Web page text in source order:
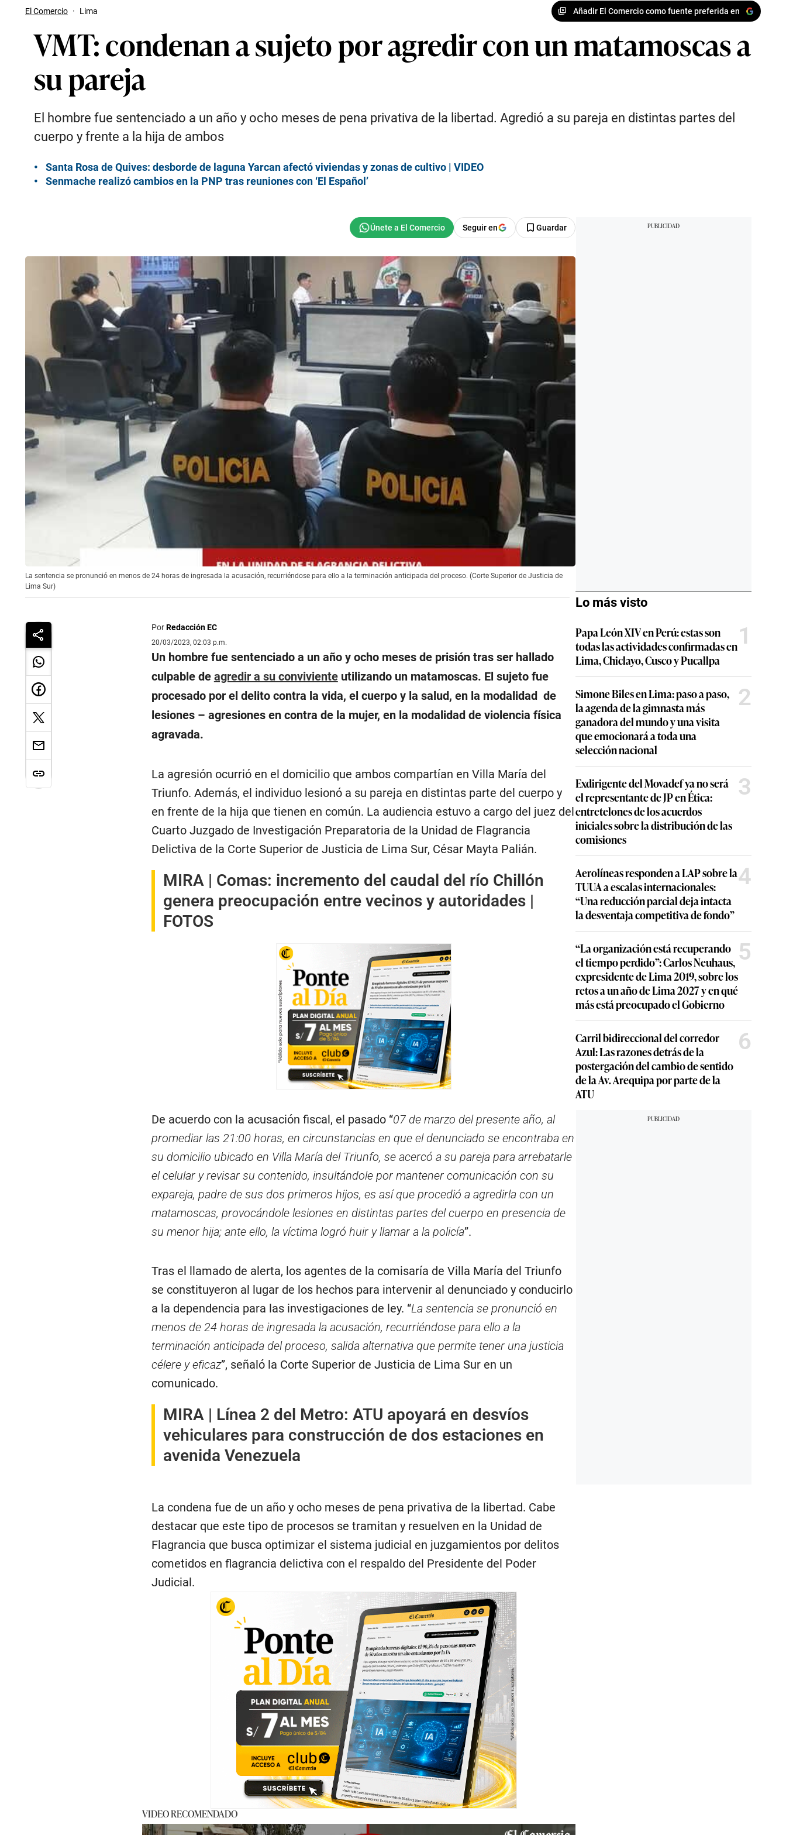
El Comercio · Lima Añadir El Comercio como fuente preferida en
VMT: condenan a sujeto por agredir con un matamoscas a
su pareja
El hombre fue sentenciado a un año y ocho meses de pena privativa de la libertad. Agredió a su pareja en distintas partes del
cuerpo y frente a la hija de ambos
Santa Rosa de Quives: desborde de laguna Yarcan afectó viviendas y zonas de cultivo | VIDEO
Senmache realizó cambios en la PNP tras reuniones con ‘El Español’
Seguir en Guardar
La sentencia se pronunció en menos de 24 horas de ingresada la acusación, recurriéndose para ello a la terminación anticipada del proceso. (Corte Superior de Justicia de
Lima Sur)
PorRedacción EC
20/03/2023, 02:03 p.m.
Un hombre fue sentenciado a un año y ocho meses de prisión tras ser hallado
culpable de agredir a su convivienteutilizando un matamoscas. El sujeto fue
procesado por el delito contra la vida, el cuerpo y la salud, en la modalidad de
lesiones – agresiones en contra de la mujer, en la modalidad de violencia física
agravada.
La agresión ocurrió en el domicilio que ambos compartían en Villa María del
Triunfo. Además, el individuo lesionó a su pareja en distintas parte del cuerpo y
en frente de la hija que tienen en común. La audiencia estuvo a cargo del juez del
Cuarto Juzgado de Investigación Preparatoria de la Unidad de Flagrancia
Delictiva de la Corte Superior de Justicia de Lima Sur, César Mayta Palián.
MIRA | Comas: incremento del caudal del río Chillón
genera preocupación entre vecinos y autoridades |
FOTOS
De acuerdo con la acusación fiscal, el pasado “07 de marzo del presente año, al
promediar las 21:00 horas, en circunstancias en que el denunciado se encontraba en
su domicilio ubicado en Villa María del Triunfo, se acercó a su pareja para arrebatarle
el celular y revisar su contenido, insultándole por mantener comunicación con su
expareja, padre de sus dos primeros hijos, es así que procedió a agredirla con un
matamoscas, provocándole lesiones en distintas partes del cuerpo en presencia de
su menor hija; ante ello, la víctima logró huir y llamar a la policía”.
Tras el llamado de alerta, los agentes de la comisaría de Villa María del Triunfo
se constituyeron al lugar de los hechos para intervenir al denunciado y conducirlo
a la dependencia para las investigaciones de ley. “La sentencia se pronunció en
menos de 24 horas de ingresada la acusación, recurriéndose para ello a la
terminación anticipada del proceso, salida alternativa que permite tener una justicia
célere y eficaz”, señaló la Corte Superior de Justicia de Lima Sur en un
comunicado.
MIRA | Línea 2 del Metro: ATU apoyará en desvíos
vehiculares para construcción de dos estaciones en
avenida Venezuela
La condena fue de un año y ocho meses de pena privativa de la libertad. Cabe
destacar que este tipo de procesos se tramitan y resuelven en la Unidad de
Flagrancia que busca optimizar el sistema judicial en juzgamientos por delitos
cometidos en flagrancia delictiva con el respaldo del Presidente del Poder
Judicial.
VIDEO RECOMENDADO
Lo más visto
Papa León XIV en Perú: estas son
todas las actividades confirmadas en
Lima, Chiclayo, Cusco y Pucallpa
1
Simone Biles en Lima: paso a paso,
la agenda de la gimnasta más
ganadora del mundo y una visita
que emocionará a toda una
selección nacional
2
Exdirigente del Movadef ya no será
el representante de JP en Ética:
entretelones de los acuerdos
iniciales sobre la distribución de las
comisiones
3
Aerolíneas responden a LAP sobre la
TUUA a escalas internacionales:
“Una reducción parcial deja intacta
la desventaja competitiva de fondo”
4
“La organización está recuperando
el tiempo perdido”: Carlos Neuhaus,
expresidente de Lima 2019, sobre los
retos a un año de Lima 2027 y en qué
más está preocupado el Gobierno
5
Carril bidireccional del corredor
Azul: Las razones detrás de la
postergación del cambio de sentido
de la Av. Arequipa por parte de la
ATU
6